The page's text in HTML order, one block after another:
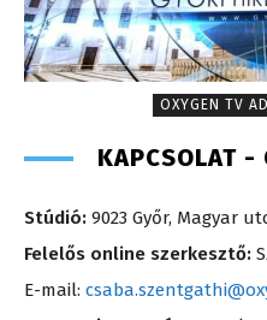
OXYGEN TV
KAPCSOLAT -
Stúdió: 9023 Győr, Magyar
Felelős online szerkesztő:
E-mail: